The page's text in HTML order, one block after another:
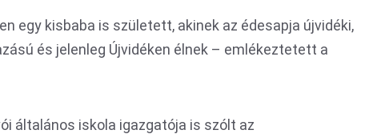
egy kisbaba is született, akinek az édesapja újvidéki,
és jelenleg Újvidéken élnek – emlékeztetett a
általános iskola igazgatója is szólt az